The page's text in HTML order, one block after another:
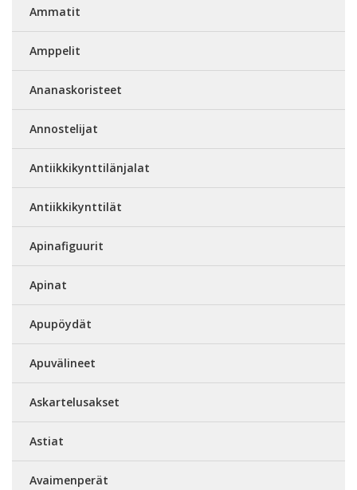
Ammatit
Amppelit
Ananaskoristeet
Annostelijat
Antiikkikynttilänjalat
Antiikkikynttilät
Apinafiguurit
Apinat
Apupöydät
Apuvälineet
Askartelusakset
Astiat
Avaimenperät